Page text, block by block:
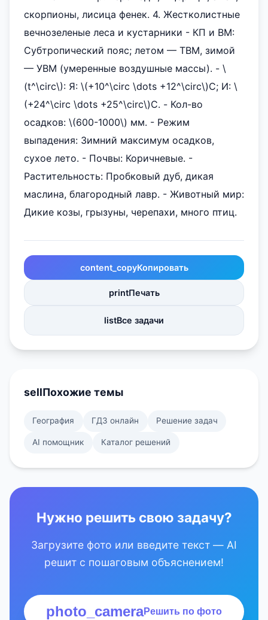
скорпионы, лисица фенек. 4. Жестколистные
вечнозеленые леса и кустарники - КП и ВМ:
Субтропический пояс; летом — ТВМ, зимой
— УВМ (умеренные воздушные массы). - \
(t^\circ\): Я: \(+10^\circ \dots +12^\circ\)C; И: \
(+24^\circ \dots +25^\circ\)C. - Кол-во
осадков: \(600-1000\) мм. - Режим
выпадения: Зимний максимум осадков,
сухое лето. - Почвы: Коричневые. -
Растительность: Пробковый дуб, дикая
маслина, благородный лавр. - Животный мир:
Дикие козы, грызуны, черепахи, много птиц.
content_copyКопировать
printПечать
listВсе задачи
sellПохожие темы
География ГДЗ онлайн Решение задач
AI помощник Каталог решений
Нужно решить свою задачу?
Загрузите фото или введите текст — AI
решит с пошаговым объяснением!
photo_cameraРешить по фото